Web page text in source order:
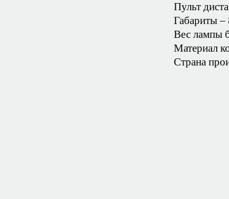
Пульт
Габариты
Вес лампы
Материал
Страна